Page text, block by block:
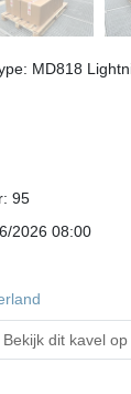
MD818
95
2026 08:00
Bekijk dit kavel op